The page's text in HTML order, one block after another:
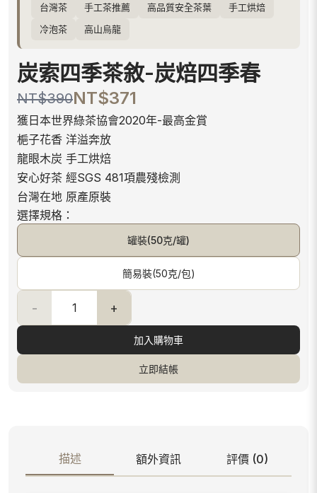
台灣茶
手工茶推薦 高品質安全茶葉
手工烘焙
冷泡茶
高山烏龍
炭索四季茶敘-炭焙四季春
NT$390NT$371
獲日本世界綠茶協會2020年-最高金賞
梔子花香 洋溢奔放
龍眼木炭 手工烘焙
安心好茶 經SGS 481項農殘檢測
台灣在地 原產原裝
選擇規格：
罐裝(50克/罐)
簡易裝(50克/包)
- +
加入購物車
立即結帳
描述 額外資訊 評價 (0)